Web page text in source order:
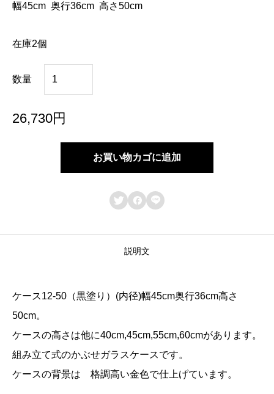
幅45cm 奥行36cm 高さ50cm
在庫2個
数量
ー
ス
26,730円
お買い物カゴに追加
  
説明文
ケース12-50（黒塗り）(内径)幅45cm奥行36cm高さ
50cm。
ケースの高さは他に40cm,45cm,55cm,60cmがあります。
組み立て式のかぶせガラスケースです。
ケースの背景は 格調高い金色で仕上げています。